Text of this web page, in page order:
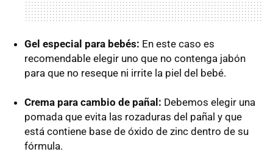
Gel especial para bebés: En este caso es
recomendable elegir uno que no contenga jabón
para que no reseque ni irrite la piel del bebé.
Crema para cambio de pañal: Debemos elegir una
pomada que evita las rozaduras del pañal y que
está contiene base de óxido de zinc dentro de su
fórmula.